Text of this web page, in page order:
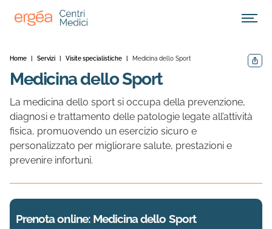
Apri
Home Servizi Visite specialistiche Medicina dello Sport
Medicina dello Sport
La medicina dello sport si occupa della prevenzione,
diagnosi e trattamento delle patologie legate all’attività
fisica, promuovendo un esercizio sicuro e
personalizzato per migliorare salute, prestazioni e
prevenire infortuni.
Prenota online: Medicina dello Sport